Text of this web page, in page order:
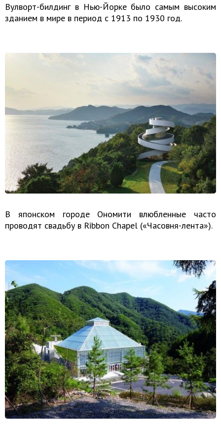
Вулворт-билдинг в Нью-Йорке было самым высоким
зданием в мире в период с 1913 по 1930 год.
В японском городе Ономити влюбленные часто
проводят свадьбу в Ribbon Chapel («Часовня-лента»).